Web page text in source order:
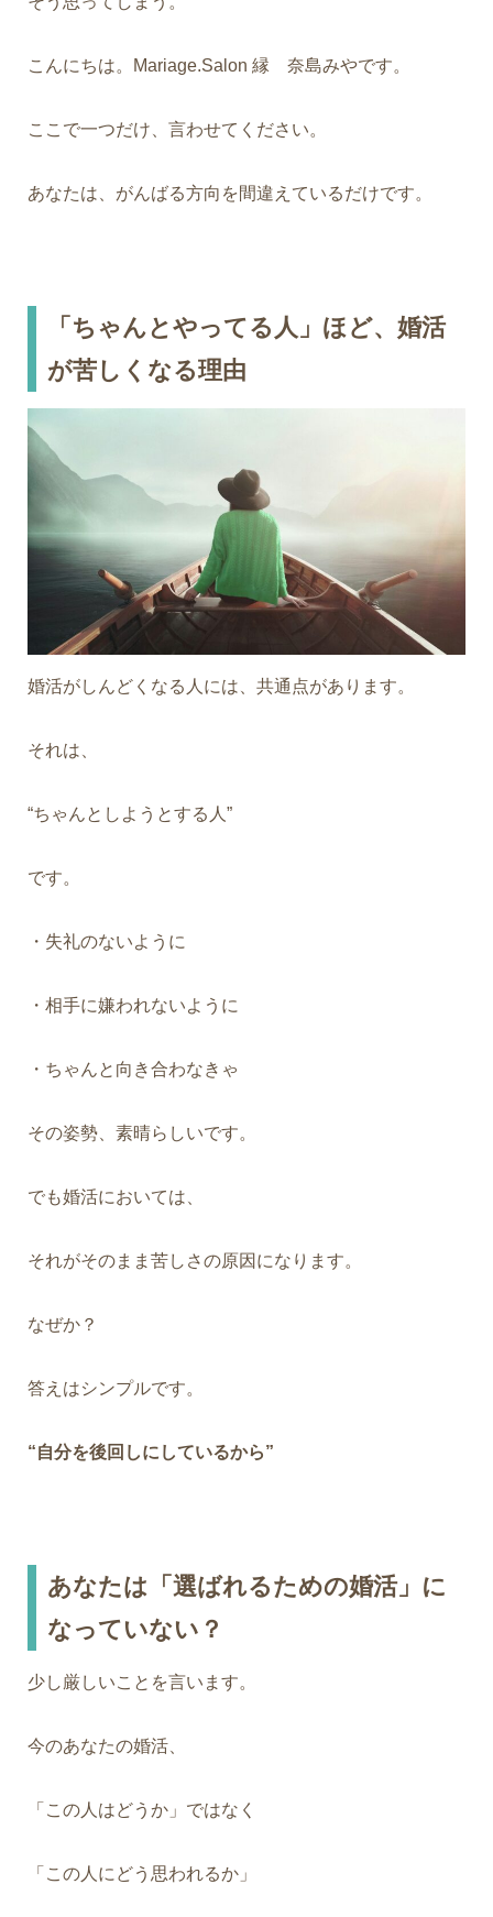
こんにちは。Mariage.Salon 縁 奈島みやです。
ここで一つだけ、 言わせてください。
あなたは、がんばる方向を間違えているだけです。
「ちゃんとやってる人」ほど、婚活
が苦しくなる理由
婚活がしんどくなる人には、共通点があります。
それは、
“ちゃんとしようとする人”
です。
・失礼のないように
・相手に嫌われないように
・ちゃんと向き合わなきゃ
その姿勢、素晴らしいです。
でも婚活においては、
それがそのまま 苦しさの原因 になります。
なぜか？
答えはシンプルです。
“自分を後回しにしているから”
あなたは「選ばれるための婚活」に
なっていない？
少し厳しいことを言います。
今のあなたの婚活、
「この人はどうか」ではなく
「この人にどう思われるか」